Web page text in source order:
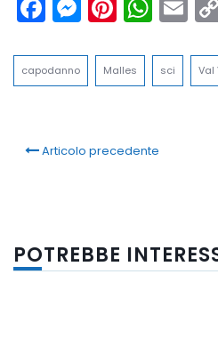
capodanno Malles sci Val
Articolo precedente
POTREBBE